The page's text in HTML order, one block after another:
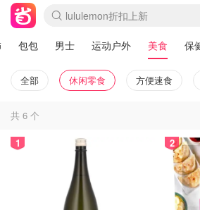
lululemon折扣上新
Sasa美妆护肤3.5折
SSENSE年中3折
FreshBeauty好价汇总
Cettire降价+叠9折
WWS Coles超市实拍
viagogo二手票捡漏
Myer超级周末1折
The Outnet奢牌1折起
David Jones 3折起
Flannels大牌1折
Perfumes Club护肤1折
AMIRO返校季6.2折
Amazon折扣汇总
eToro入金$200送$50
Amazon数码好物
ICONIC本周7.5折
ThedoubleF高奢地板价
Moose Knuckles 6折
丝芙兰5折起
EUFY官网3.7折起
Selenichast首饰2折
Trip机票酒店促销
YSL送5件彩妆礼
Amazon家居好物
Amazon美妆护肤
雅漾大喷$8
过敏原检测盒$33
伊索独家赠50ml沐浴露
科颜氏清仓3折
SEALIFE海洋馆门票6折
丝塔芙大白罐$16
订阅Newsletter送香薰
Cult Beauty 6.8折
Harrods圣诞日历2.3折
LN-CC奢牌私促3折
d'Alba空姐喷雾$16
EVE LOM套装逆天2折
Bernardelli独家4折
Adore Beauty 6折起
CT圣诞日历
Mytheresa奢品2.7折
Luxury Escapes 9折
Currentbody美容仪9折
MOON Garden Live
Roborock扫地机3.7折
Tingo Life水杯$24
Valentino官网5折
CR洗发护发6.3折
修丽可套装7.4折
Myer彩妆2件7折
GANNI官网4.5折
Stylevana韩妆4折
Tessabit高奢8.5折
OGX洗护4折
Amazon阿德莱德次日达
卡诗8.5折+赠礼
Philips Hue灯具8折
包包 男士 运动户外 美食 保
全部 休闲零食 方便速食
共 6 个
1 2